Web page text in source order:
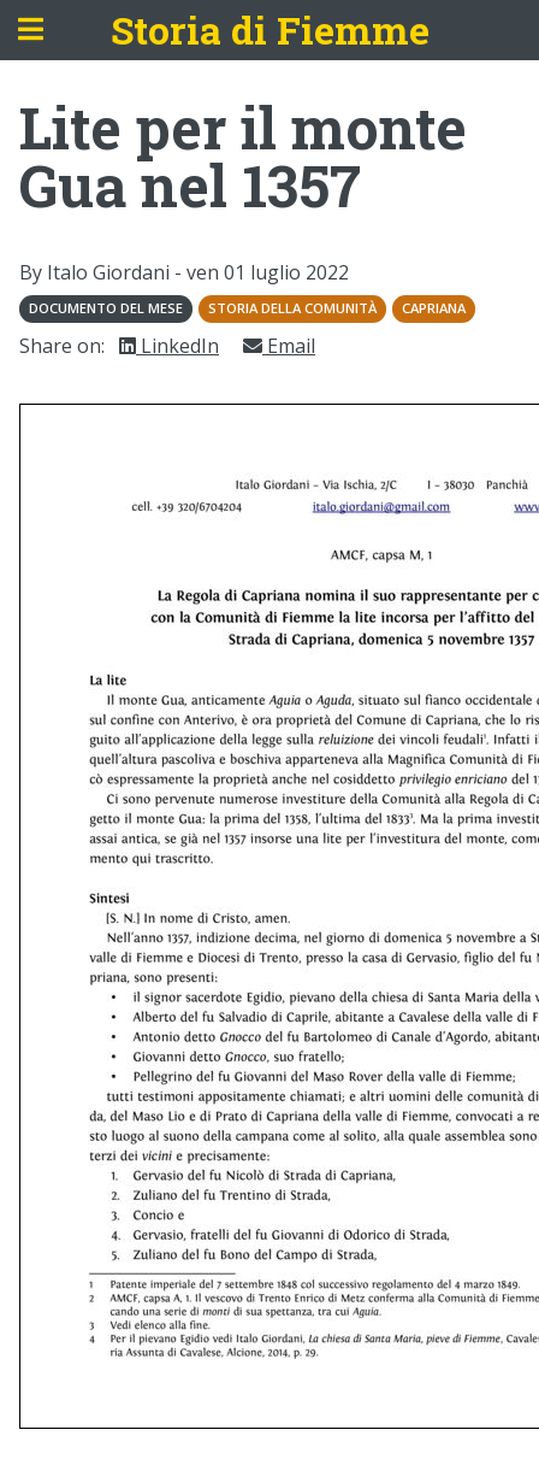
Storia di Fiemme
Lite per il monte
Gua nel 1357
By Italo Giordani - ven 01 luglio 2022
DOCUMENTO DEL MESE STORIA DELLA COMUNITÀ CAPRIANA
Share on: LinkedIn Email